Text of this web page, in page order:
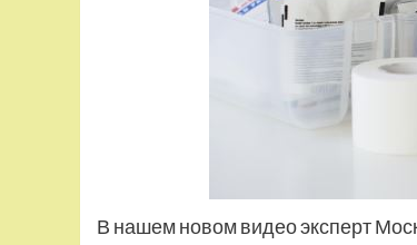
В нашем новом видео эксперт